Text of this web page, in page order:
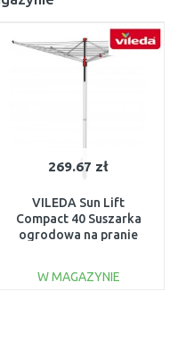
269.67 zł
VILEDA Sun Lift
Compact 40 Suszarka
ogrodowa na pranie
W MAGAZYNIE